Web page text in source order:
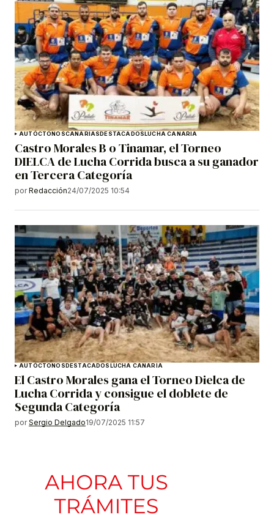
AUTÓCTONOSCANARIAS DESTACADOS LUCHA CANARIA
Castro Morales B o Tinamar, el Torneo
DIELCA de Lucha Corrida busca a su ganador
en Tercera Categoría
por Redacción24/07/2025 10:54
AUTÓCTONOSDESTACADOSLUCHA CANARIA
El Castro Morales gana el Torneo Dielca de
Lucha Corrida y consigue el doblete de
Segunda Categoría
por Sergio Delgado19/07/2025 11:57